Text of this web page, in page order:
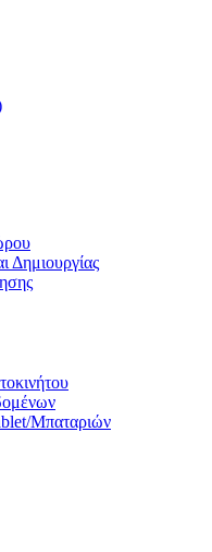
Δημιουργίας
Μπαταριών